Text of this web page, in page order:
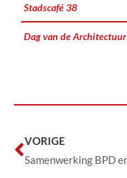
Stadscafé 38
Dag van de Architectuur
VORIGE